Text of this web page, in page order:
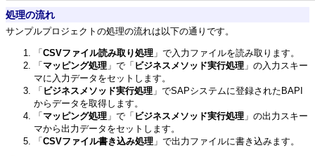
処理の流れ
サンプルプロジェクトの処理の流れは以下の通りです。
「 CSVファイル読み取り処理 」で入力ファイルを読み取ります。
「 マッピング処理 」で「 ビジネスメソッド実行処理 」の入力スキー
マに入力データをセットします。
「 ビジネスメソッド実行処理 」でSAPシステムに登録されたBAPI
からデータを取得します。
「 マッピング処理 」で「 ビジネスメソッド実行処理 」の出力スキー
マから出力データをセットします。
「 CSVファイル書き込み処理 」で出力ファイルに書き込みます。